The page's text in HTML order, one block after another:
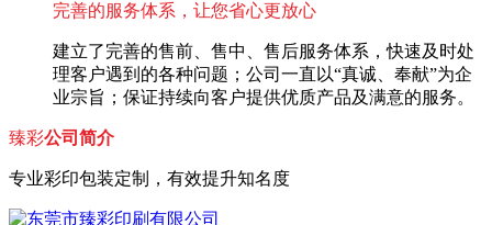
完善的服务体系，让您省心更放心
建立了完善的售前、售中、售后服务体系，快速及时处
理客户遇到的各种问题；公司一直以“真诚、奉献”为企
业宗旨；保证持续向客户提供优质产品及满意的服务。
臻彩公司简介
专业彩印包装定制，有效提升知名度